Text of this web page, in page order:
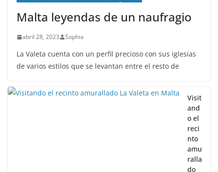
Malta leyendas de un naufragio
abril 28, 2023 Sophia
La Valeta cuenta con un perfil precioso con sus iglesias
de varios estilos que se levantan entre el resto de
Visit
and
o el
reci
nto
amu
ralla
do